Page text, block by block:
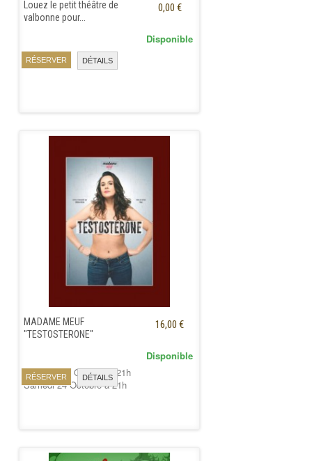
Louez le petit théâtre de
valbonne pour...
0,00 €
RÉSERVER DÉTAILS
Disponible
MADAME MEUF
"TESTOSTERONE"
16,00 €
RÉSERVER DÉTAILS
Disponible
Vendredi 23 Octobre à 21h
Samedi 24 Octobre à 21h